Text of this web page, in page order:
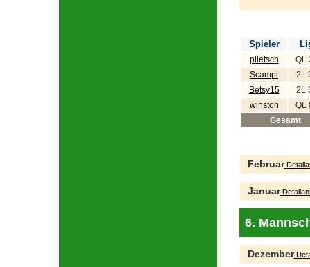
Spieler
plietsch
QL
Scampi
2L
Betsy15
2L
winston
QL
Gesamt
Februar
Januar
6.
Dezember